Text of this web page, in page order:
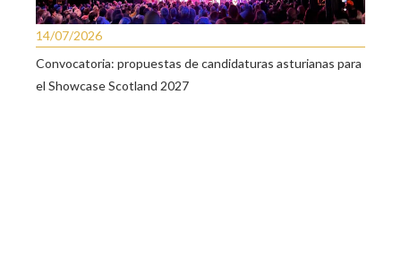
14/07/2026
Convocatoria: propuestas de candidaturas asturianas para
el Showcase Scotland 2027